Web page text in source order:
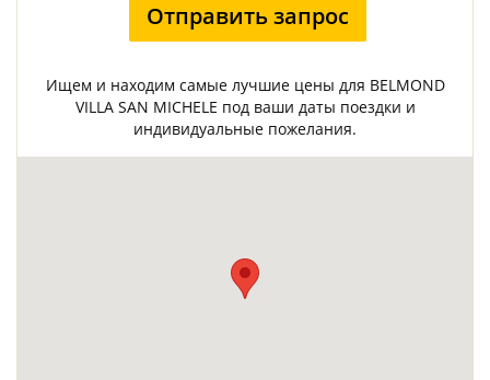
Отправить запрос
Ищем и находим самые лучшие цены для BELMOND
VILLA SAN MICHELE под ваши даты поездки и
индивидуальные пожелания.